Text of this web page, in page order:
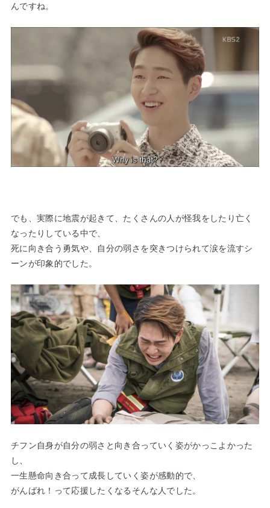
んですね。
でも、実際に地震が起きて、たくさんの人が怪我をしたり亡く
なったりしている中で、
死に向き合う勇気や、自分の弱さを突きつけられて涙を流すシ
ーンが印象的でした。
チフン自身が自分の弱さと向き合っていく姿がかっこよかった
し、
一生懸命向き合って成長していく姿が感動的で、
がんばれ！って応援したくなるそんな人でした。